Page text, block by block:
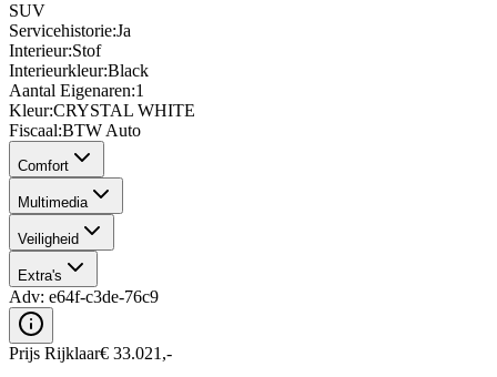
SUV
Servicehistorie:Ja
Interieur:Stof
Interieurkleur:Black
Aantal Eigenaren:1
Kleur:CRYSTAL WHITE
Fiscaal:BTW Auto
Comfort
Multimedia
Veiligheid
Extra's
Adv: e64f-c3de-76c9
Prijs Rijklaar€ 33.021 ,-